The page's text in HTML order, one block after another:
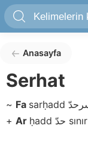
Anasayfa
Serhat
~ Fa sarḥadd
+ Ar ḥadd sınır